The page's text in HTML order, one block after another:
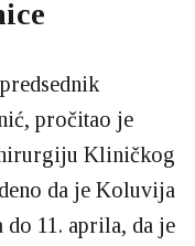
pročitao je
Kliničkog
da je Koluvija
11. aprila, da je